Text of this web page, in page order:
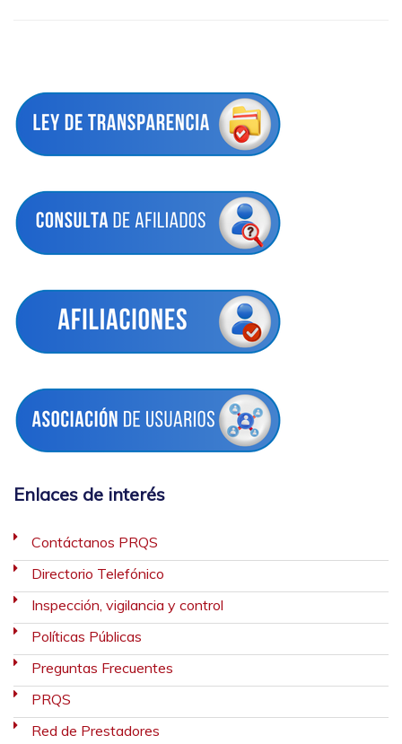
Enlaces de interés
Contáctanos PRQS
Directorio Telefónico
Inspección, vigilancia y control
Políticas Públicas
Preguntas Frecuentes
PRQS
Red de Prestadores